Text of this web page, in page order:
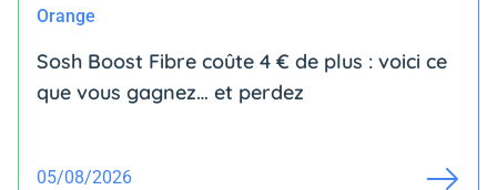
Orange
Sosh Boost Fibre coûte 4 € de plus : voici ce
que vous gagnez… et perdez
05/08/2026